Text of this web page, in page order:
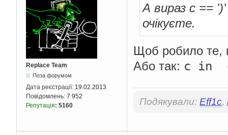
Replace Team
Поза форумом
Дата реєстрації: 19.02.2013
Повідомлень: 7 952
Репутація: 5160
А вираз c ==
очікуєте.
Щоб робило те,
Або так: c
Подякували: Eff1c,